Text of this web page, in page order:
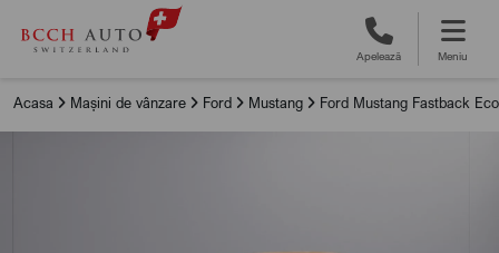
Apelează Meniu
Acasa Mașini de vânzare Ford Mustang Ford Mustang Fastback